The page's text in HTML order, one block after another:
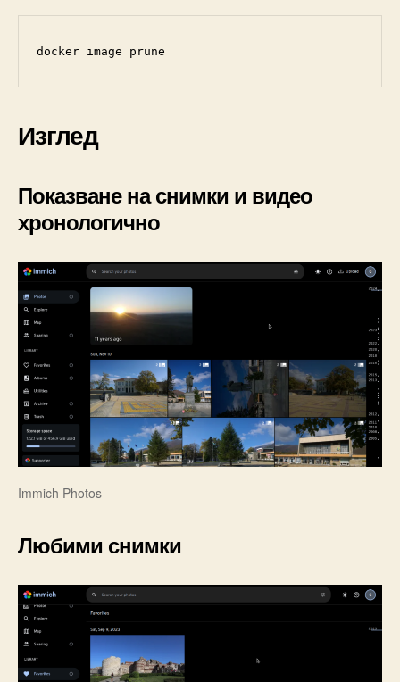
docker image prune
Изглед
Показване на снимки и видео
хронологично
Immich Photos
Любими снимки